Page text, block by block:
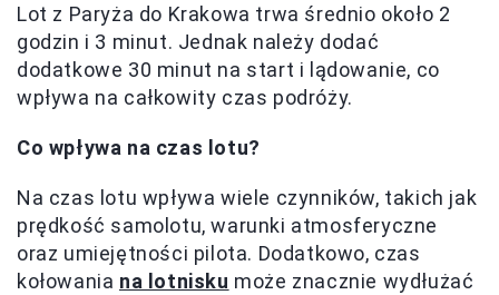
Lot z Paryża do Krakowa trwa średnio około 2
godzin i 3 minut. Jednak należy dodać
dodatkowe 30 minut na start i lądowanie, co
wpływa na całkowity czas podróży.
Co wpływa na czas lotu?
Na czas lotu wpływa wiele czynników, takich jak
prędkość samolotu, warunki atmosferyczne
oraz umiejętności pilota. Dodatkowo, czas
kołowania na lotnisku może znacznie wydłużać